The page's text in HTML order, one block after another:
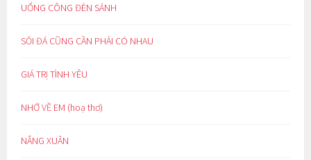
UỔNG CÔNG ĐÈN SÁNH
SỎI ĐÁ CŨNG CẦN PHẢI CÓ NHAU
GIÁ TRỊ TÌNH YÊU
NHỚ VỀ EM (hoạ thơ)
NẮNG XUÂN